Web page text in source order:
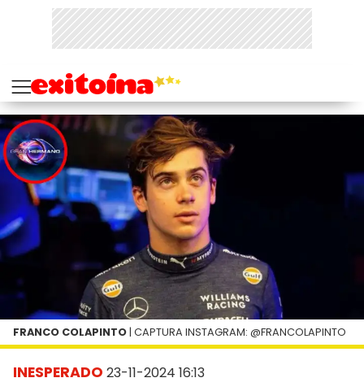
INESPERADO 23-11-2024 16:13
FRANCO COLAPINTO | CAPTURA INSTAGRAM: @FRANCOLAPINTO